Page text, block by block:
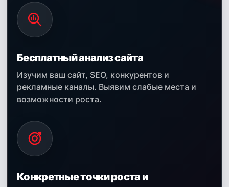
Бесплатный анализ сайта
Изучим ваш сайт, SEO, конкурентов и
рекламные каналы. Выявим слабые места и
возможности роста.
Конкретные точки роста и